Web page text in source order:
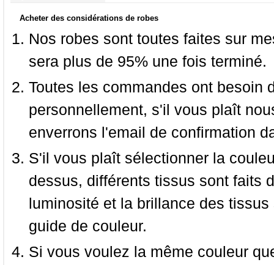
Acheter des considérations de robes
Nos robes sont toutes faites sur
sera plus de 95% une fois terminé.
Toutes les commandes ont besoin
personnellement, s'il vous plaît
enverrons l'email de confirmation
S'il vous plaît sélectionner la
dessus, différents tissus sont faits
luminosité et la brillance des
guide de couleur.
Si vous voulez la même couleur